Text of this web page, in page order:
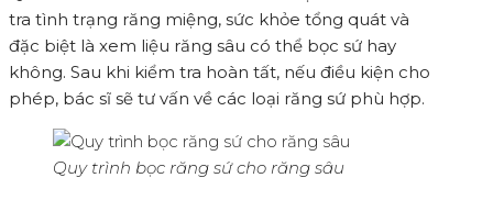
tra tình trạng răng miệng, sức khỏe tổng quát và
đặc biệt là xem liệu răng sâu có thể bọc sứ hay
không. Sau khi kiểm tra hoàn tất, nếu điều kiện cho
phép, bác sĩ sẽ tư vấn về các loại răng sứ phù hợp.
Quy trình bọc răng sứ cho răng sâu